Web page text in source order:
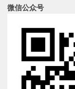
微信公众号